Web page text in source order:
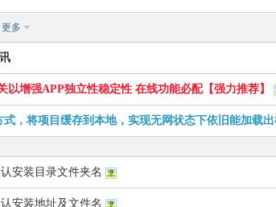
更多
以增强APP独立性稳定性 在线功能必配【强力推荐】
，将项目缓存到本地，实现无网状态下依旧能加载
安装目录文件夹名
安装地址及文件名